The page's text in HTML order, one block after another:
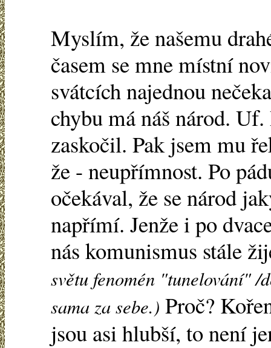
Myslím, že našemu
časem se mne místní
svátcích najednou
chybu má náš národ.
zaskočil. Pak jsem mu
že - neupřímnost. Po
očekával, že se národ
napřímí. Jenže i po
nás komunismus stále
světu fenomén "tunelování" /
sama za sebe.) Proč?
jsou asi hlubší, to není